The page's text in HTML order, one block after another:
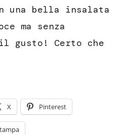
una bella insalata
ma senza
gusto! Certo che
X Pinterest